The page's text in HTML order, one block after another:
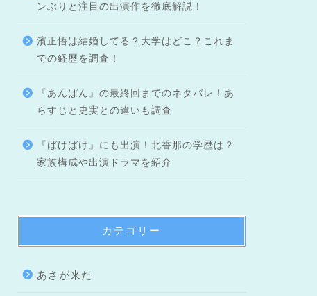
ンぶりと注目の出演作を徹底解説！
濱正悟は結婚してる？大学はどこ？これま
での経歴を調査！
『あんぱん』の最終回までのネタバレ！あ
らすじと史実との違いも調査
『ばけばけ』にも出演！北香那の学歴は？
家族構成や出演ドラマを紹介
カテゴリー
あさが来た